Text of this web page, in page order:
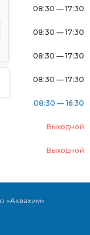
08:30 — 17:30
08:30 — 17:30
08:30 — 17:30
08:30 — 17:30
08:30 — 16:30
Выходной
Выходной
«Аквахим»